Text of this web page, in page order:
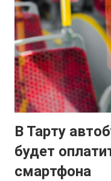
В Тарту
будет
смартфона